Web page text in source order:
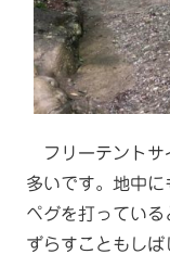
フリーテントサ
多いです。地中
ペグを打ってい
ずらすこともしば